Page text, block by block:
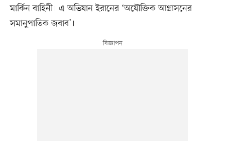
মার্কিন বাহিনী। এ অভিযান ইরানের ‘অযৌক্তিক আগ্রাসনের
সমানুপাতিক জবাব’।